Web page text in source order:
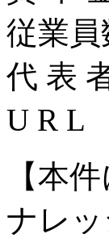
従業員
代 表
U R L
【本
ナレ